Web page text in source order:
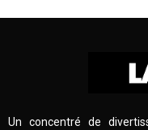
Un concentré de